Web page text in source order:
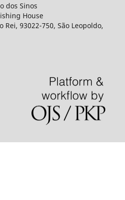
dos Sinos
House
Rei, 93022-750, São Leopoldo,